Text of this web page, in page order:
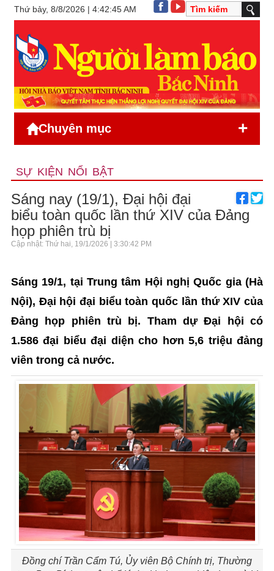
Thứ bảy, 8/8/2026 | 4:42:45 AM
Chuyên mục +
SỰ KIỆN NỔI BẬT
Sáng nay (19/1), Đại hội đại
biểu toàn quốc lần thứ XIV của Đảng
họp phiên trù bị
Cập nhật: Thứ hai, 19/1/2026 | 3:30:42 PM
Sáng 19/1, tại Trung tâm Hội nghị Quốc gia (Hà
Nội), Đại hội đại biểu toàn quốc lần thứ XIV của
Đảng họp phiên trù bị. Tham dự Đại hội có
1.586 đại biểu đại diện cho hơn 5,6 triệu đảng
viên trong cả nước.
Đồng chí Trần Cẩm Tú, Ủy viên Bộ Chính trị, Thường